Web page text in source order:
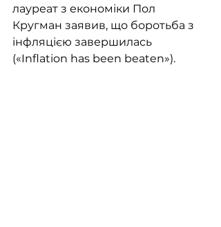
лауреат з економіки Пол
Кругман заявив, що боротьба з
інфляцією завершилась
(«Inflation has been beaten»).